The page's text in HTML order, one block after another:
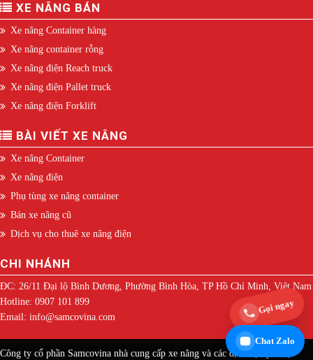
XE NÂNG BÁN
Xe nâng Container hàng
Xe nâng container rỗng
Xe nâng điện Reach truck
Xe nâng điện Pallet truck
Xe nâng điện Forklift
BÀI VIẾT XE NÂNG
Xe nâng Container
Xe nâng điện
Phụ tùng xe nâng container
Bán xe nâng cũ
Dịch vụ cho thuê xe nâng điện
CHI NHÁNH
ĐC: 26/11 Đại lộ Bình Dương, Phường Bình Hòa, TP Hồ Chí Minh, Việt Nam
Hotline: 0907 101 899
Email: info@samcovina.com
Công ty cổ phần Samcovina nhà cung cấp xe nâng và các dịch vụ kỹ thuật
Gọi ngay
Chat Zalo